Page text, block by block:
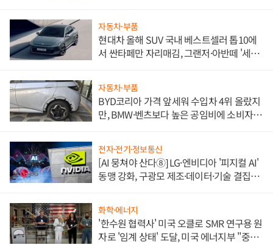
자동차·부품
현대차 올해 SUV 국내 베스트셀러 톱10에
서 싼타페만 자리매김, 그랜저·아반떼 '세단
자동차·부품
BYD코리아 가격 앞세워 수입차 4위 올랐지
만, BMW·벤츠보다 높은 공임비에 소비자
전자·전기·정보통신
[AI 뭉쳐야 산다⑧] LG·엔비디아 '피지컬 AI'
동맹 강화, 구광모 제조·데이터·기술 결집
화학·에너지
'한수원 협력사' 미국 오클로 SMR 연구용 원
자로 '임계 상태' 도달, 미국 에너지부 "중요